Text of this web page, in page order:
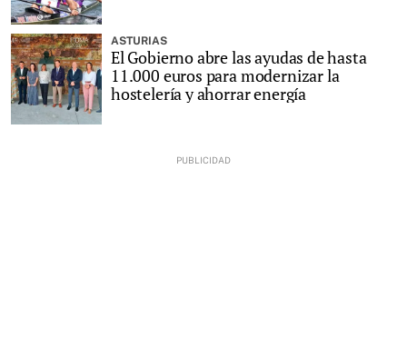
ASTURIAS
El Gobierno abre las ayudas de hasta
11.000 euros para modernizar la
hostelería y ahorrar energía